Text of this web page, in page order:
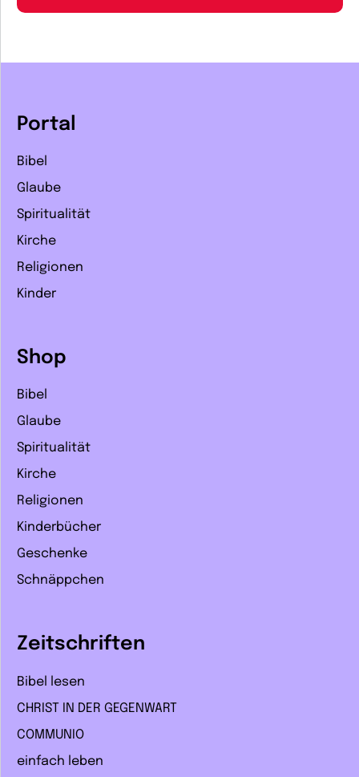
Portal
Bibel
Glaube
Spiritualität
Kirche
Religionen
Kinder
Shop
Bibel
Glaube
Spiritualität
Kirche
Religionen
Kinderbücher
Geschenke
Schnäppchen
Zeitschriften
Bibel lesen
CHRIST IN DER GEGENWART
COMMUNIO
einfach leben